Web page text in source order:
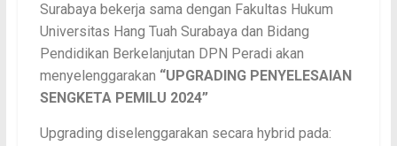
Surabaya bekerja sama dengan Fakultas Hukum
Universitas Hang Tuah Surabaya dan Bidang
Pendidikan Berkelanjutan DPN Peradi akan
menyelenggarakan “UPGRADING PENYELESAIAN
SENGKETA PEMILU 2024”
Upgrading diselenggarakan secara hybrid pada: